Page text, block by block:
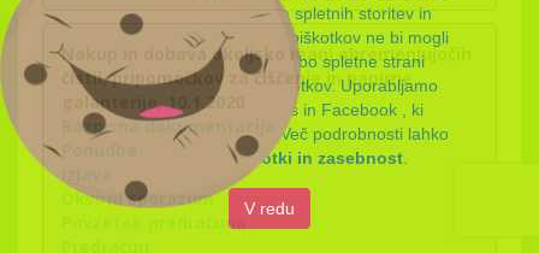
Nakup in dobava okoljsko manj obremenjujočih
čistil, pripomočkov za čiščenje in papirne
galanterije, 10.1.2020
Razpisna dokumentacija
Okvirni sporazum
Povzetek predračuna
namenom zagotavljanja spletnih storitev in
funkcionalnosti, ki jih brez piškotkov ne bi mogli
nuditi. Z nadaljnjo uporabo spletne strani
soglašate z uporabo piškotkov. Uporabljamo
skripte Google Analytics in Facebook , ki
postavijo svoje piškotke. Več podrobnosti lahko
Piškotki in zasebnost